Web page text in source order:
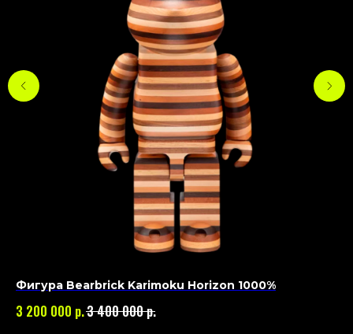
Фигура Bearbrick Karimoku Horizon 1000%
3 200 000 р.3 400 000р.